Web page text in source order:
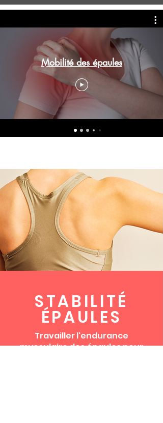
Mobilité des épaules
STABILITÉ
ÉPAULES
Travailler l'endurance
musculaire des épaules pour